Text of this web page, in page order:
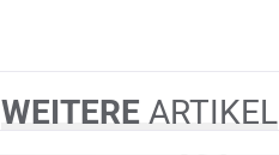
WEITEREARTIKEL